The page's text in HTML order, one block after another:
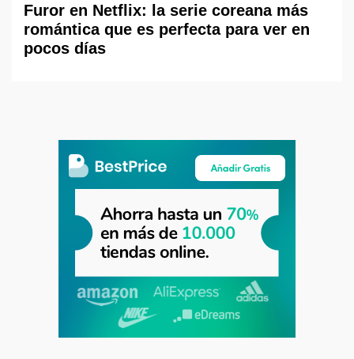
Furor en Netflix: la serie coreana más
romántica que es perfecta para ver en
pocos días